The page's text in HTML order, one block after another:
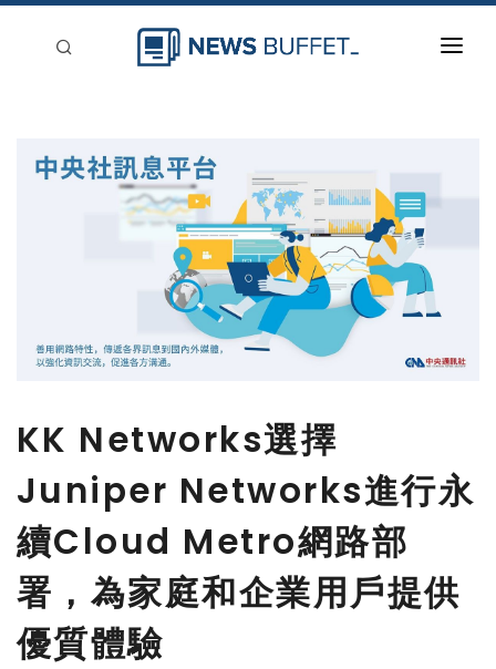
KK Networks選擇
Juniper Networks進行永
續Cloud Metro網路部
署，為家庭和企業用戶提供
優質體驗